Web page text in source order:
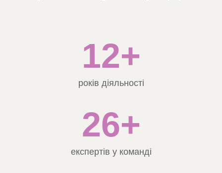
12+
років діяльності
26+
експертів у команді